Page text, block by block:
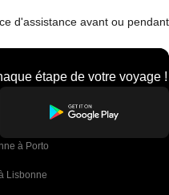
d'assistance avant ou pendant
étape de votre voyage !
à Porto
Lisbonne